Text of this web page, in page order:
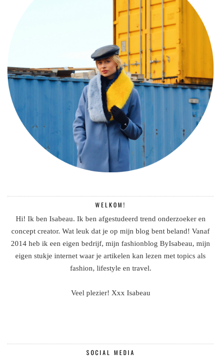
WELKOM!
Hi! Ik ben Isabeau. Ik ben afgestudeerd trend onderzoeker en
concept creator. Wat leuk dat je op mijn blog bent beland! Vanaf
2014 heb ik een eigen bedrijf, mijn fashionblog ByIsabeau, mijn
eigen stukje internet waar je artikelen kan lezen met topics als
fashion, lifestyle en travel.
Veel plezier! Xxx Isabeau
SOCIAL MEDIA